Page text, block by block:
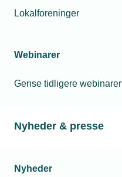
Lokalforeninger
Webinarer
Gense tidligere webinarer
Nyheder & presse
Nyheder